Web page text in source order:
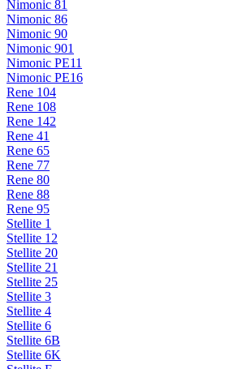
Nimonic 81
Nimonic 86
Nimonic 90
Nimonic 901
Nimonic PE11
Nimonic PE16
Rene 104
Rene 108
Rene 142
Rene 41
Rene 65
Rene 77
Rene 80
Rene 88
Rene 95
Stellite 1
Stellite 12
Stellite 20
Stellite 21
Stellite 25
Stellite 3
Stellite 4
Stellite 6
Stellite 6B
Stellite 6K